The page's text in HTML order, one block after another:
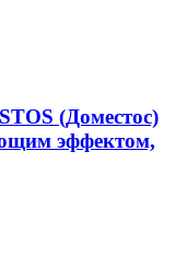
(Доместос)
эффектом,